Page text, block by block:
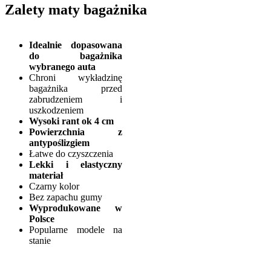
Zalety maty bagażnika
Idealnie dopasowana
do bagażnika
wybranego auta
Chroni wykładzinę
bagażnika przed
zabrudzeniem i
uszkodzeniem
Wysoki rant ok 4 cm
Powierzchnia z
antypoślizgiem
Łatwe do czyszczenia
Lekki i elastyczny
materiał
Czarny kolor
Bez zapachu gumy
Wyprodukowane w
Polsce
Popularne modele na
stanie